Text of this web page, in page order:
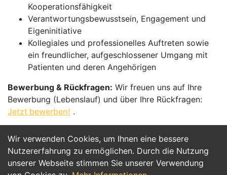
Wir verwenden Cookies, um Ihnen eine bessere
Nutzererfahrung zu ermöglichen. Durch die Nutzung
unserer Webseite stimmen Sie unserer Verwendung
Kooperationsfähigkeit
Verantwortungsbewusstsein, Engagement und
Eigeninitiative
Kollegiales und professionelles Auftreten sowie
ein freundlicher, aufgeschlossener Umgang mit
Patienten und deren Angehörigen
Bewerbung & Rückfragen: Wir freuen uns auf Ihre
Bewerbung (Lebenslauf) und über Ihre Rückfragen:
Jetzt bewerben! .
Jetzt Bewerben